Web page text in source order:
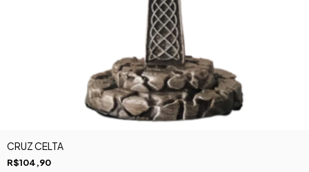
CRUZ CELTA
R$104,90